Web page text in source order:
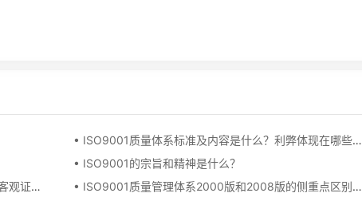
• iso9001 2008管理评审按照标准必须要保留的客观证据有哪19点
• ISO9001质量体系标准及内容是什么？利弊体现在哪些方面？
• ISO9001的宗旨和精神是什么？
• ISO9001质量管理体系2000版和2008版的侧重点区别有哪些?